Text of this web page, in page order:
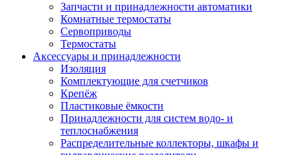
Запчасти и принадлежности автоматики
Комнатные термостаты
Сервоприводы
Термостаты
Аксессуары и принадлежности
Изоляция
Комплектующие для счетчиков
Крепёж
Пластиковые ёмкости
Принадлежности для систем водо- и
теплоснабжения
Распределительные коллекторы, шкафы и